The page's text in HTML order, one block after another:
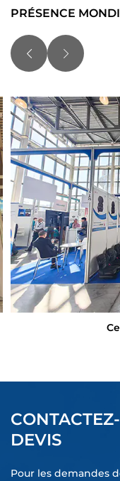
PRÉSENCE
DEVIS
Pour les demandes